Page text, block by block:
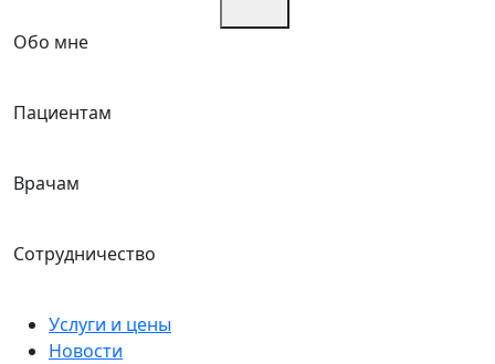
Обо мне
Пациентам
Врачам
Сотрудничество
Услуги и цены
Новости